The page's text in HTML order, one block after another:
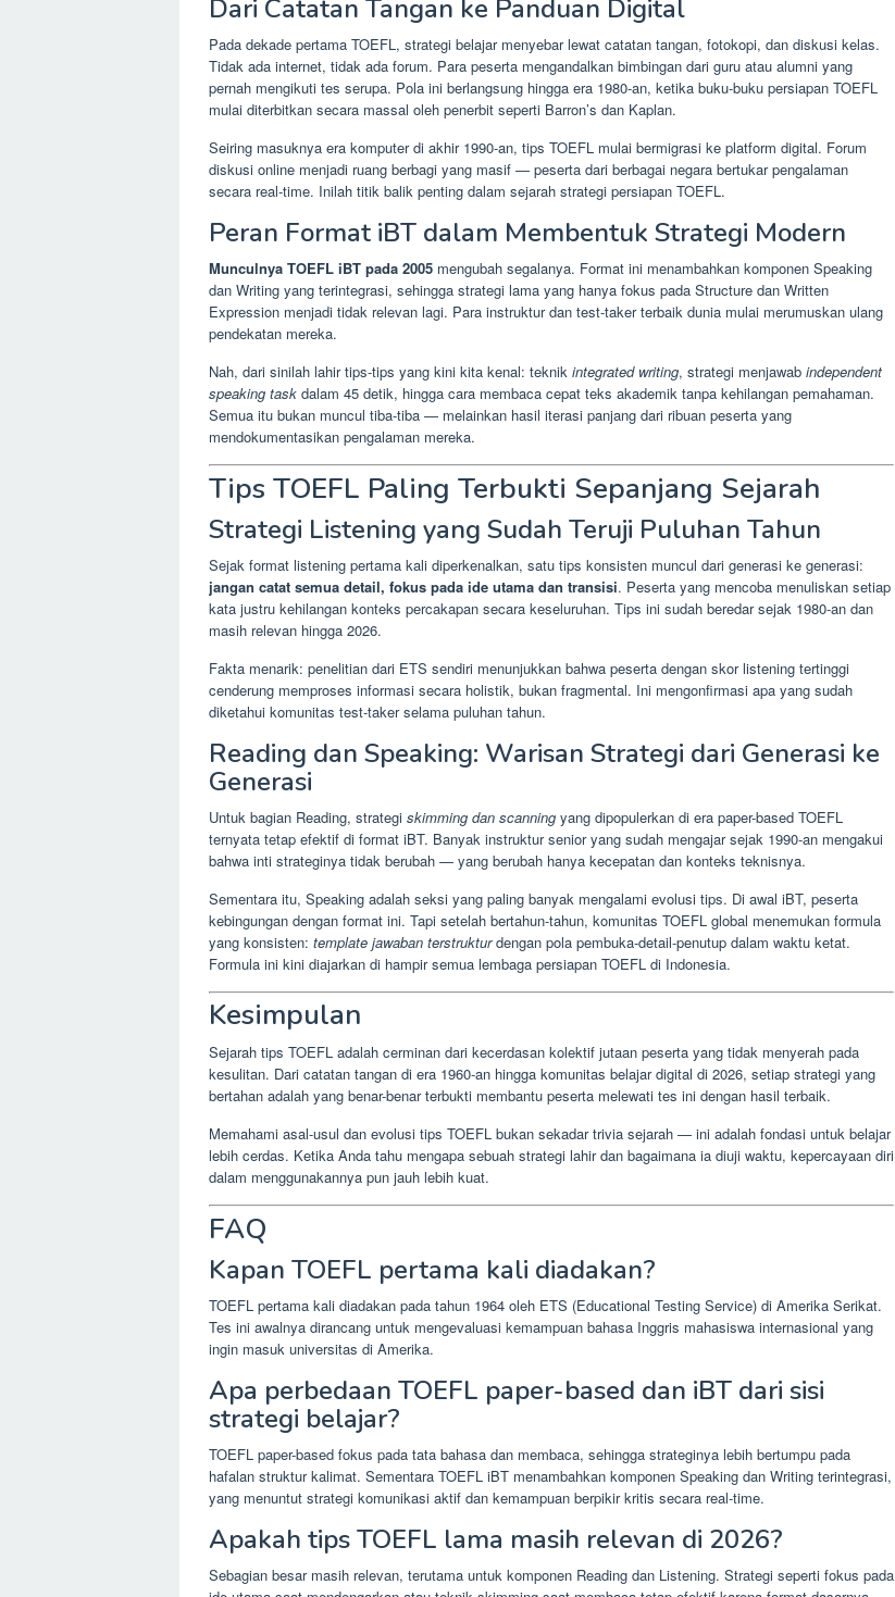
Dari Catatan Tangan ke Panduan Digital
Pada dekade pertama TOEFL, strategi belajar menyebar lewat catatan tangan, fotokopi, dan diskusi kelas.
Tidak ada internet, tidak ada forum. Para peserta mengandalkan bimbingan dari guru atau alumni yang
pernah mengikuti tes serupa. Pola ini berlangsung hingga era 1980-an, ketika buku-buku persiapan TOEFL
mulai diterbitkan secara massal oleh penerbit seperti Barron’s dan Kaplan.
Seiring masuknya era komputer di akhir 1990-an, tips TOEFL mulai bermigrasi ke platform digital. Forum
diskusi online menjadi ruang berbagi yang masif — peserta dari berbagai negara bertukar pengalaman
secara real-time. Inilah titik balik penting dalam sejarah strategi persiapan TOEFL.
Peran Format iBT dalam Membentuk Strategi Modern
Munculnya TOEFL iBT pada 2005 mengubah segalanya. Format ini menambahkan komponen Speaking
dan Writing yang terintegrasi, sehingga strategi lama yang hanya fokus pada Structure dan Written
Expression menjadi tidak relevan lagi. Para instruktur dan test-taker terbaik dunia mulai merumuskan ulang
pendekatan mereka.
Nah, dari sinilah lahir tips-tips yang kini kita kenal: teknik integrated writing, strategi menjawab independent
speaking task dalam 45 detik, hingga cara membaca cepat teks akademik tanpa kehilangan pemahaman.
Semua itu bukan muncul tiba-tiba — melainkan hasil iterasi panjang dari ribuan peserta yang
mendokumentasikan pengalaman mereka.
Tips TOEFL Paling Terbukti Sepanjang Sejarah
Strategi Listening yang Sudah Teruji Puluhan Tahun
Sejak format listening pertama kali diperkenalkan, satu tips konsisten muncul dari generasi ke generasi:
jangan catat semua detail, fokus pada ide utama dan transisi. Peserta yang mencoba menuliskan setiap
kata justru kehilangan konteks percakapan secara keseluruhan. Tips ini sudah beredar sejak 1980-an dan
masih relevan hingga 2026.
Fakta menarik: penelitian dari ETS sendiri menunjukkan bahwa peserta dengan skor listening tertinggi
cenderung memproses informasi secara holistik, bukan fragmental. Ini mengonfirmasi apa yang sudah
diketahui komunitas test-taker selama puluhan tahun.
Reading dan Speaking: Warisan Strategi dari Generasi ke
Generasi
Untuk bagian Reading, strategi skimming dan scanning yang dipopulerkan di era paper-based TOEFL
ternyata tetap efektif di format iBT. Banyak instruktur senior yang sudah mengajar sejak 1990-an mengakui
bahwa inti strateginya tidak berubah — yang berubah hanya kecepatan dan konteks teknisnya.
Sementara itu, Speaking adalah seksi yang paling banyak mengalami evolusi tips. Di awal iBT, peserta
kebingungan dengan format ini. Tapi setelah bertahun-tahun, komunitas TOEFL global menemukan formula
yang konsisten: template jawaban terstrukturdengan pola pembuka-detail-penutup dalam waktu ketat.
Formula ini kini diajarkan di hampir semua lembaga persiapan TOEFL di Indonesia.
Kesimpulan
Sejarah tips TOEFL adalah cerminan dari kecerdasan kolektif jutaan peserta yang tidak menyerah pada
kesulitan. Dari catatan tangan di era 1960-an hingga komunitas belajar digital di 2026, setiap strategi yang
bertahan adalah yang benar-benar terbukti membantu peserta melewati tes ini dengan hasil terbaik.
Memahami asal-usul dan evolusi tips TOEFL bukan sekadar trivia sejarah — ini adalah fondasi untuk belajar
lebih cerdas. Ketika Anda tahu mengapa sebuah strategi lahir dan bagaimana ia diuji waktu, kepercayaan diri
dalam menggunakannya pun jauh lebih kuat.
FAQ
Kapan TOEFL pertama kali diadakan?
TOEFL pertama kali diadakan pada tahun 1964 oleh ETS (Educational Testing Service) di Amerika Serikat.
Tes ini awalnya dirancang untuk mengevaluasi kemampuan bahasa Inggris mahasiswa internasional yang
ingin masuk universitas di Amerika.
Apa perbedaan TOEFL paper-based dan iBT dari sisi
strategi belajar?
TOEFL paper-based fokus pada tata bahasa dan membaca, sehingga strateginya lebih bertumpu pada
hafalan struktur kalimat. Sementara TOEFL iBT menambahkan komponen Speaking dan Writing terintegrasi,
yang menuntut strategi komunikasi aktif dan kemampuan berpikir kritis secara real-time.
Apakah tips TOEFL lama masih relevan di 2026?
Sebagian besar masih relevan, terutama untuk komponen Reading dan Listening. Strategi seperti fokus pada